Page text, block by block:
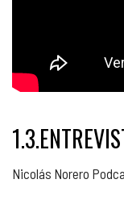
Nicolás Norero